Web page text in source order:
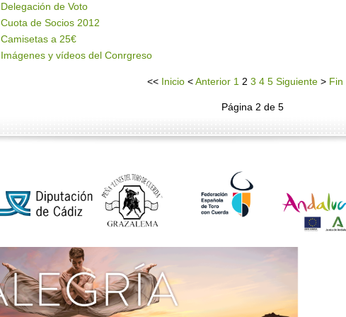
Delegación de Voto
Cuota de Socios 2012
Camisetas a 25€
Imágenes y vídeos del Conrgreso
<< Inicio <Anterior 1 2 3 4 5 Siguiente > Fin
Página 2 de 5